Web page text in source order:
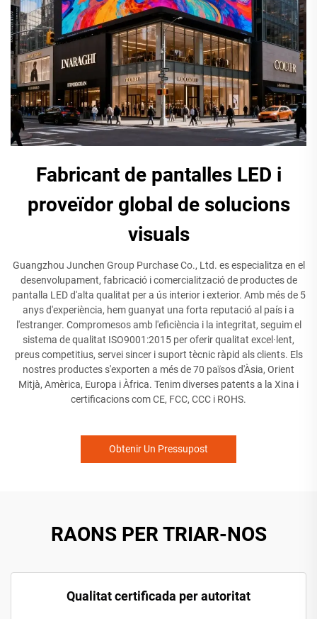
Fabricant de pantalles LED i
proveïdor global de solucions
visuals
Guangzhou Junchen Group Purchase Co., Ltd. es especialitza en el
desenvolupament, fabricació i comercialització de productes de
pantalla LED d'alta qualitat per a ús interior i exterior. Amb més de 5
anys d'experiència, hem guanyat una forta reputació al país i a
l'estranger. Compromesos amb l'eficiència i la integritat, seguim el
sistema de qualitat ISO9001:2015 per oferir qualitat excel·lent,
preus competitius, servei sincer i suport tècnic ràpid als clients. Els
nostres productes s'exporten a més de 70 països d'Àsia, Orient
Mitjà, Amèrica, Europa i Àfrica. Tenim diverses patents a la Xina i
certificacions com CE, FCC, CCC i ROHS.
Obtenir Un Pressupost
RAONS PER TRIAR-NOS
Qualitat certificada per autoritat